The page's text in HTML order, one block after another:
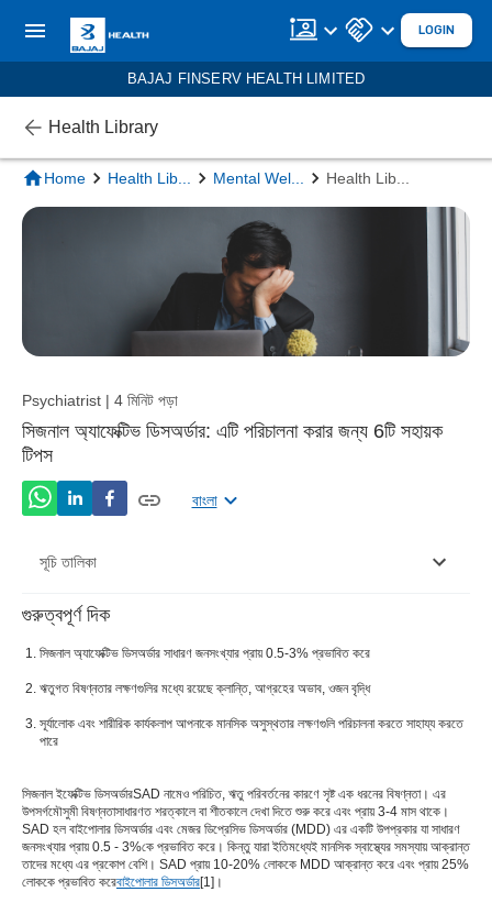
LOGIN
BAJAJ FINSERV HEALTH LIMITED
Health Library
Home Health Lib Mental Wel Health Lib
Psychiatrist | 4 মিনিট পড়া
সিজনাল অ্যাফেক্টিভ ডিসঅর্ডার: এটি পরিচালনা করার জন্য 6টি সহায়ক
টিপস
বাংলা
সূচি তালিকা
শারীরিক কার্যকলাপ বাড়ানÂ
আগাম প্রস্তুতি শুরু করুনÂ
গুরুত্বপূর্ণ দিক
সিজনাল অ্যাফেক্টিভ ডিসঅর্ডার সাধারণ জনসংখ্যার প্রায় 0.5-3% প্রভাবিত করে
ঋতুগত বিষণ্নতার লক্ষণগুলির মধ্যে রয়েছে ক্লান্তি, আগ্রহের অভাব, ওজন বৃদ্ধি
সূর্যালোক এবং শারীরিক কার্যকলাপ আপনাকে মানসিক অসুস্থতার লক্ষণগুলি পরিচালনা করতে সাহায্য করতে
পারে
সিজনাল ইফেক্টিভ ডিসঅর্ডারSAD নামেও পরিচিত, ঋতু পরিবর্তনের কারণে সৃষ্ট এক ধরনের বিষণ্নতা। এর
উপসর্গমৌসুমী বিষণ্নতাসাধারণত শরত্কালে বা শীতকালে দেখা দিতে শুরু করে এবং প্রায় 3-4 মাস থাকে।
SAD হল বাইপোলার ডিসঅর্ডার এবং মেজর ডিপ্রেসিভ ডিসঅর্ডার (MDD) এর একটি উপপ্রকার যা সাধারণ
জনসংখ্যার প্রায় 0.5 - 3%কে প্রভাবিত করে। কিন্তু যারা ইতিমধ্যেই মানসিক স্বাস্থ্যের সমস্যায় আক্রান্ত
তাদের মধ্যে এর প্রকোপ বেশি। SAD প্রায় 10-20% লোককে MDD আক্রান্ত করে এবং প্রায় 25%
লোককে প্রভাবিত করেবাইপোলার ডিসঅর্ডার[1]।